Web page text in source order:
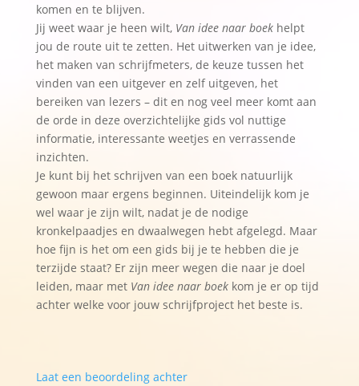
komen en te blijven.
Jij weet waar je heen wilt, Van idee naar boekhelpt
jou de route uit te zetten. Het uitwerken van je idee,
het maken van schrijfmeters, de keuze tussen het
vinden van een uitgever en zelf uitgeven, het
bereiken van lezers – dit en nog veel meer komt aan
de orde in deze overzichtelijke gids vol nuttige
informatie, interessante weetjes en verrassende
inzichten.
Je kunt bij het schrijven van een boek natuurlijk
gewoon maar ergens beginnen. Uiteindelijk kom je
wel waar je zijn wilt, nadat je de nodige
kronkelpaadjes en dwaalwegen hebt afgelegd. Maar
hoe fijn is het om een gids bij je te hebben die je
terzijde staat? Er zijn meer wegen die naar je doel
leiden, maar met Van idee naar boekkom je er op tijd
achter welke voor jouw schrijfproject het beste is.
Laat een beoordeling achter